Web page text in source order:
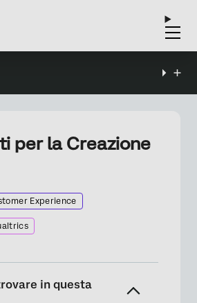
per la Creazione
Experience
in questa